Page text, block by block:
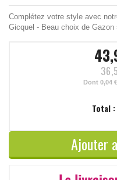
Complétez votre style avec
Gicquel - Beau choix de
Dont 0,04 €
Total :
Ajouter